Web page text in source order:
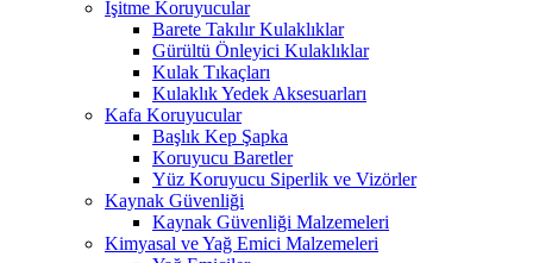
İşitme Koruyucular
Barete Takılır Kulaklıklar
Gürültü Önleyici Kulaklıklar
Kulak Tıkaçları
Kulaklık Yedek Aksesuarları
Kafa Koruyucular
Başlık Kep Şapka
Koruyucu Baretler
Yüz Koruyucu Siperlik ve Vizörler
Kaynak Güvenliği
Kaynak Güvenliği Malzemeleri
Kimyasal ve Yağ Emici Malzemeleri